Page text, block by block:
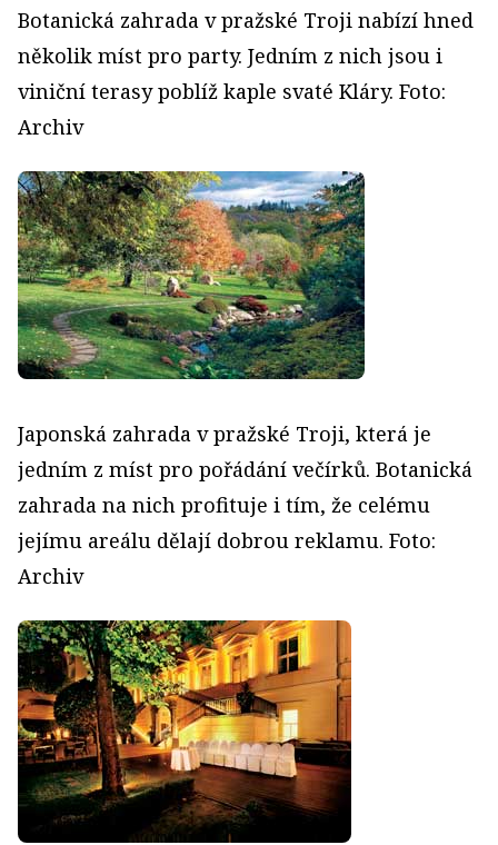
Botanická zahrada v pražské Troji nabízí hned
několik míst pro party. Jedním z nich jsou i
viniční terasy poblíž kaple svaté Kláry. Foto:
Archiv
Japonská zahrada v pražské Troji, která je
jedním z míst pro pořádání večírků. Botanická
zahrada na nich profituje i tím, že celému
jejímu areálu dělají dobrou reklamu. Foto:
Archiv